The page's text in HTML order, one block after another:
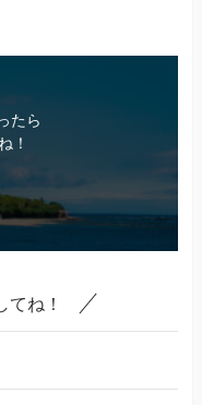
たら
！
てね！